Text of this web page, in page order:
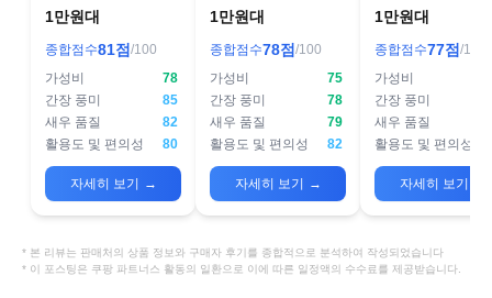
우장 300g+양념 깐
1만원대
종합점수81점 /100
가성비
78
간장 풍미
85
새우 품질
82
활용도 및 편의성
80
자세히 보기 →
장 (30마리)
1만원대
종합점수78점 /100
가성비
75
간장 풍미
78
새우 품질
79
활용도 및 편의성
82
자세히 보기 →
품은 간장 깐새
1만원대
종합점수77점 /100
가성비
간장 풍미
새우 품질
활용도 및 편의성
자세히 보기
* 본 리뷰는 판매처의 상품 정보와 구매자 후기를 종합적으로 분석하여 작성되었습니다
* 이 포스팅은 쿠팡 파트너스 활동의 일환으로 이에 따른 일정액의 수수료를 제공받습니다.